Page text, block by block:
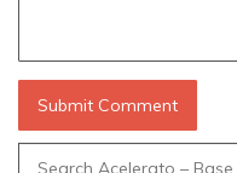
Search